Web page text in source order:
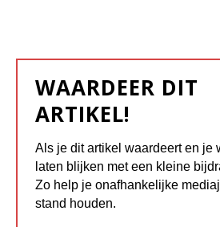
WAARDEER DIT
ARTIKEL!
Als je dit artikel waardeert en je
laten blijken met een kleine
Zo help je onafhankelijke
stand houden.